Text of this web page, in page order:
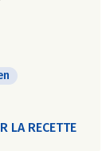
LA RECETTE